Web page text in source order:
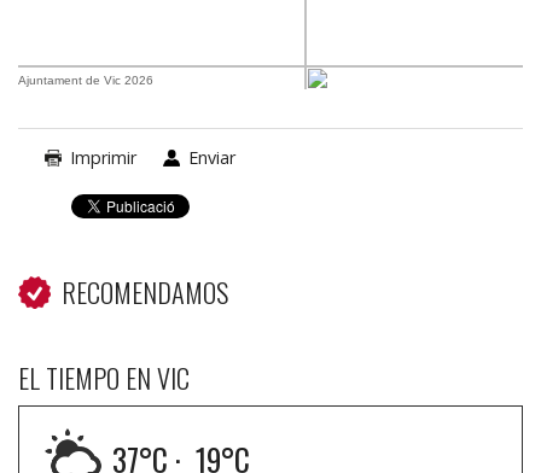
Ajuntament de Vic 2026
Imprimir Enviar
RECOMENDAMOS
EL TIEMPO EN VIC
37°C · 19°C